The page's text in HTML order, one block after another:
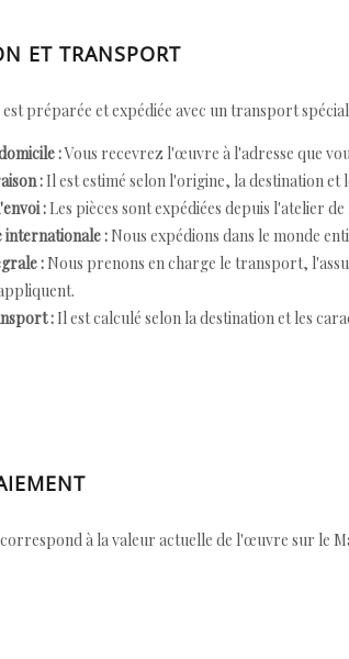
ET TRANSPORT
préparée et expédiée avec un transport
:Vous recevrez l'œuvre à l'adresse que
: Il est estimé selon l'origine, la destination
: Les pièces sont expédiées depuis l'atelier
: Nous expédions dans le monde
: Nous prenons en charge le transport,
: Il est calculé selon la destination et les
à la valeur actuelle de l'œuvre sur le